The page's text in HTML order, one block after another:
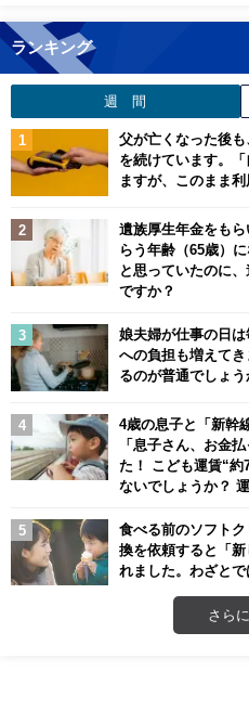
ランキング
週 間
父が亡くなった後
を続けています。
ますが、このまま
遺族厚生年金をも
らう年齢（65歳）
と思っていたのに
ですか？
娘夫婦が仕事の日
への負担も増えて
るのが普通でしょう
4歳の息子と「新幹
「息子さん、お金
た！ こども運賃“約
ないでしょうか？
食べる前のソフト
換を依頼すると「
れました。わざと
さら